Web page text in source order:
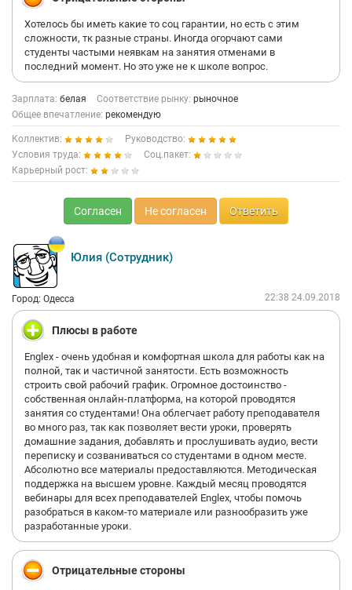
Хотелось бы иметь какие то соц гарантии, но есть с этим
сложности, тк разные страны. Иногда огорчают сами
студенты частыми неявкам на занятия отменами в
последний момент. Но это уже не к школе вопрос.
Зарплата: белая Соответствие рынку: рыночное
Общее впечатление: рекомендую
Коллектив:
Руководство:
Условия труда:
Соц.пакет:
Карьерный рост:
Согласен Не согласен Ответить
Юлия (Сотрудник)
Город: Одесса 22:38 24.09.2018
Плюсы в работе
Englex - очень удобная и комфортная школа для работы как на
полной, так и частичной занятости. Есть возможность
строить свой рабочий график. Огромное достоинство -
собственная онлайн-платформа, на которой проводятся
занятия со студентами! Она облегчает работу преподавателя
во много раз, так как позволяет вести уроки, проверять
домашние задания, добавлять и прослушивать аудио, вести
переписку и созваниваться со студентами в одном месте.
Абсолютно все материалы предоставляются. Методическая
поддержка на высшем уровне. Каждый месяц проводятся
вебинары для всех преподавателей Englex, чтобы помочь
разобраться в каком-то материале или разнообразить уже
разработанные уроки.
Отрицательные стороны